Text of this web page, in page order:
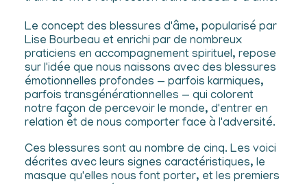
Le concept des blessures d'âme, popularisé par
Lise Bourbeau et enrichi par de nombreux
praticiens en accompagnement spirituel, repose
sur l'idée que nous naissons avec des blessures
émotionnelles profondes — parfois karmiques,
parfois transgénérationnelles — qui colorent
notre façon de percevoir le monde, d'entrer en
relation et de nous comporter face à l'adversité.
Ces blessures sont au nombre de cinq. Les voici
décrites avec leurs signes caractéristiques, le
masque qu'elles nous font porter, et les premiers